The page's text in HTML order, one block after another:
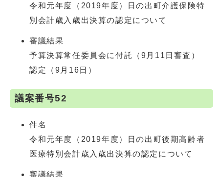
令和元年度（2019年度）日の出町介護保険特
別会計歳入歳出決算の認定について
審議結果
予算決算常任委員会に付託（9月11日審査）
認定（9月16日）
議案番号52
件名
令和元年度（2019年度）日の出町後期高齢者
医療特別会計歳入歳出決算の認定について
審議結果